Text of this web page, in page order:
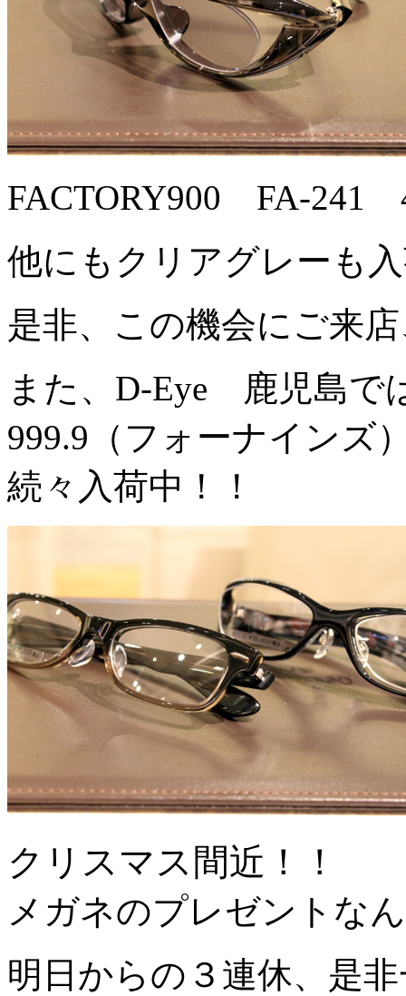
FACTORY900 FA-
他にもクリアグレーも
是非、この機会にご来
また、D-Eye 鹿児島で
999.9（フォーナインズ
続々入荷中！！
クリスマス間近！！
メガネのプレゼントな
明日からの３連休、是